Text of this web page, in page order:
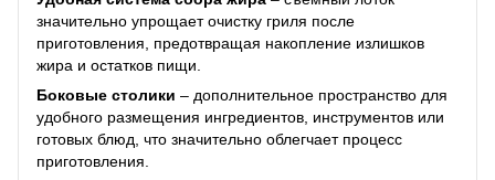
значительно упрощает очистку гриля после
приготовления, предотвращая накопление излишков
жира и остатков пищи.
Боковые столики – дополнительное пространство для
удобного размещения ингредиентов, инструментов или
готовых блюд, что значительно облегчает процесс
приготовления.